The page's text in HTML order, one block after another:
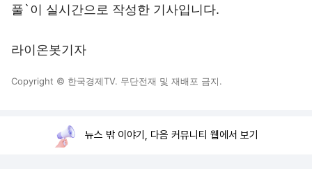
풀`이 실시간으로 작성한 기사입니다.
라이온봇기자
Copyright © 한국경제TV. 무단전재 및 재배포 금지.
뉴스 밖 이야기, 다음 커뮤니티 웹에서 보기